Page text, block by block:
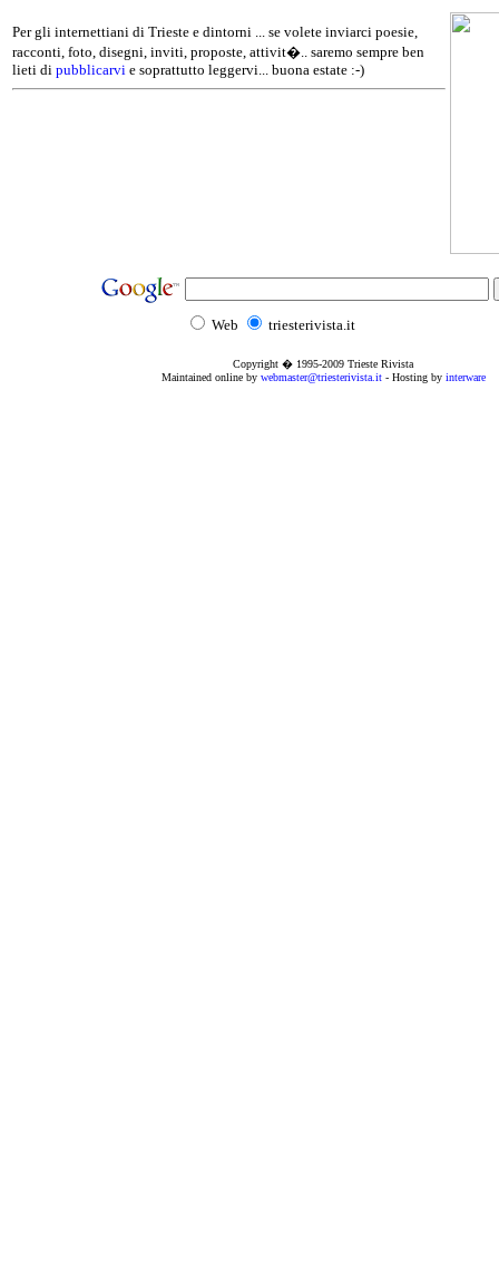
Per gli internettiani di Trieste e dintorni ... se volete inviarci poesie,
racconti, foto, disegni, inviti, proposte, attivit�.. saremo sempre ben
lieti di pubblicarvi e soprattutto leggervi... buona estate :-)
Web triesterivista.it
Copyright � 1995-2009 Trieste Rivista
Maintained online by webmaster@triesterivista.it- Hosting by interware